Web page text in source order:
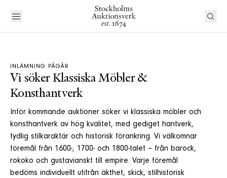
INLÄMNING PÅGÅR
Vi söker Klassiska Möbler &
Konsthantverk
Inför kommande auktioner söker vi klassiska möbler och
konsthantverk av hög kvalitet, med gediget hantverk,
tydlig stilkaraktär och historisk förankring. Vi välkomnar
föremål från 1600-, 1700- och 1800-talet – från barock,
rokoko och gustavianskt till empire. Varje föremål
bedöms individuellt utifrån äkthet, skick, stilhistorisk